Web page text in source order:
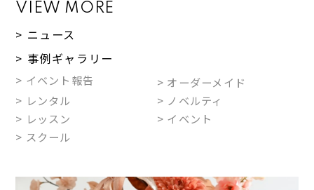
VIEW MORE
> ニュース
> 事例ギャラリー
> イベント報告
> オーダーメイド
> レンタル
> ノベルティ
> レッスン
> イベント
> スクール